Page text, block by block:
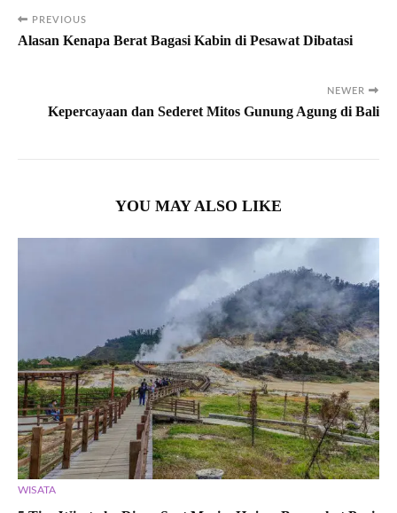
PREVIOUS
Alasan Kenapa Berat Bagasi Kabin di Pesawat Dibatasi
NEWER
Kepercayaan dan Sederet Mitos Gunung Agung di Bali
YOU MAY ALSO LIKE
WISATA